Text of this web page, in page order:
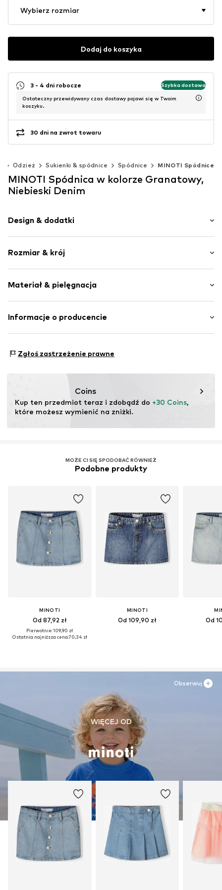
Wybierz rozmiar
Dodaj do koszyka
3 - 4 dni robocze Szybka dostawa
Ostateczny przewidywany czas dostawy pojawi się w Twoim
koszyku.
30 dni na zwrot towaru
Odzież Sukienki & spódnice Spódnice MINOTI Spódnice
MINOTI Spódnica w kolorze Granatowy,
Niebieski Denim
Design & dodatki
Jeans
Spódniczka mini
Regulowany pas
Nr artykułu MTI8508001000006
Rozmiar & krój
Materiał & pielęgnacja
Materiał wierzchni: 100% Bawełna
Informacje o producencie
03-844 Warsaw
Zgłoś zastrzeżenie prawne
Coins
Kup ten przedmiot teraz i zdobądź do +30 Coins,
które możesz wymienić na zniżki.
MOŻE CI SIĘ SPODOBAĆ RÓWNIEŻ
Podobne produkty
MINOTI
Od 87,92 zł
Pierwotnie: 109,90 zł
Ostatnia najniższa cena:70,34 zł
MINOTI
Od 109,90 zł Od
WIĘCEJ OD
Obserwuj